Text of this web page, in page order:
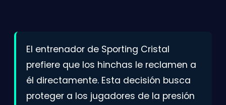
El entrenador de Sporting Cristal
prefiere que los hinchas le reclamen a
él directamente. Esta decisión busca
proteger a los jugadores de la presión